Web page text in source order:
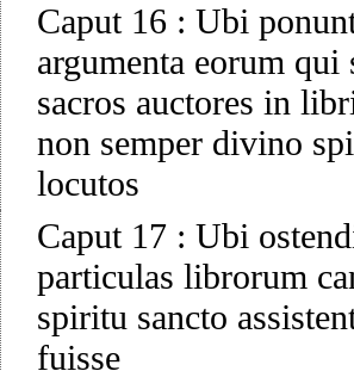
Caput 16 : Ubi
argumenta eorum qui
sacros auctores in
non semper divino
locutos
Caput 17 : Ubi
particulas librorum
spiritu sancto
fuisse